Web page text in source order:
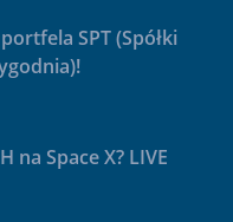
SPT (Spółki
na Space X? LIVE